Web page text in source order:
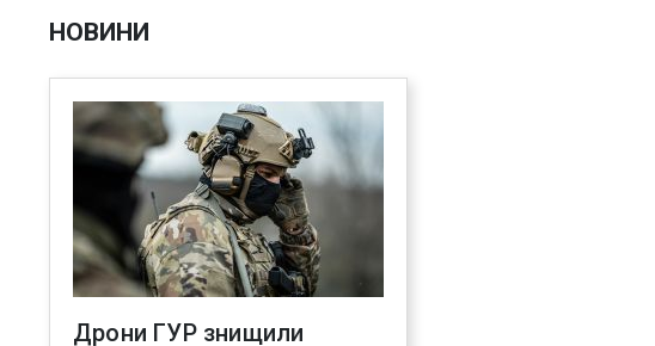
НОВИНИ
Дрони ГУР знищили